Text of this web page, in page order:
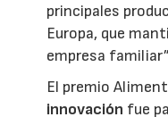
principales
Europa, que
empresa
El premio
innovación fue